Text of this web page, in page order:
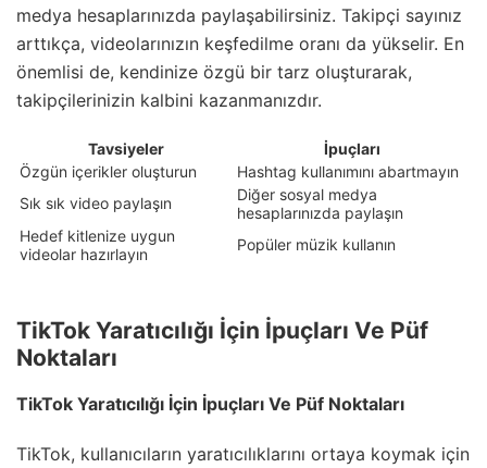
medya hesaplarınızda paylaşabilirsiniz. Takipçi sayınız
arttıkça, videolarınızın keşfedilme oranı da yükselir. En
önemlisi de, kendinize özgü bir tarz oluşturarak,
takipçilerinizin kalbini kazanmanızdır.
Tavsiyeler
İpuçları
Özgün içerikler oluşturun
Hashtag kullanımını abartmayın
Sık sık video paylaşın
Diğer sosyal medya
hesaplarınızda paylaşın
Hedef kitlenize uygun
videolar hazırlayın
Popüler müzik kullanın
TikTok Yaratıcılığı İçin İpuçları Ve Püf
Noktaları
TikTok Yaratıcılığı İçin İpuçları Ve Püf Noktaları
TikTok, kullanıcıların yaratıcılıklarını ortaya koymak için